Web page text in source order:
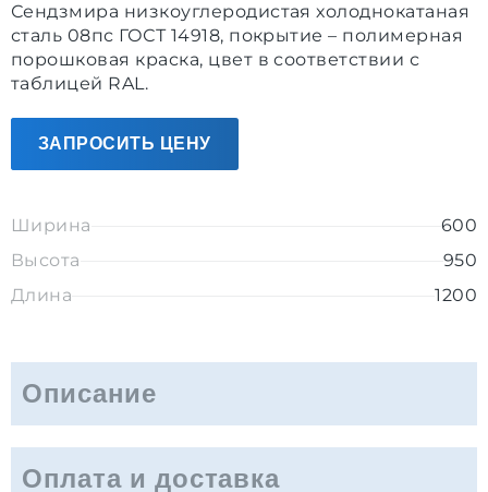
Сендзмира низкоуглеродистая холоднокатаная
сталь 08пс ГОСТ 14918, покрытие – полимерная
порошковая краска, цвет в соответствии с
таблицей RAL.
ЗАПРОСИТЬ ЦЕНУ
Ширина
600
Высота
950
Длина
1200
Описание
Оплата и доставка